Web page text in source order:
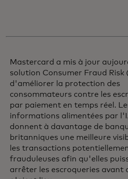
Mastercard a mis à jour
solution Consumer Fraud Risk
d'améliorer la protection des
consommateurs contre les
par paiement en temps réel.
informations alimentées par
donnent à davantage de
britanniques une meilleure
les transactions
frauduleuses afin qu'elles
arrêter les escroqueries avant